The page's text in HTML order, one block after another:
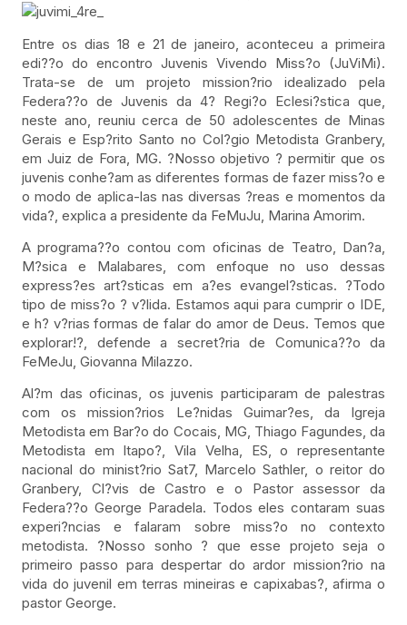
Entre os dias 18 e 21 de janeiro, aconteceu a primeira
edi??o do encontro Juvenis Vivendo Miss?o (JuViMi).
Trata-se de um projeto mission?rio idealizado pela
Federa??o de Juvenis da 4? Regi?o Eclesi?stica que,
neste ano, reuniu cerca de 50 adolescentes de Minas
Gerais e Esp?rito Santo no Col?gio Metodista Granbery,
em Juiz de Fora, MG. ?Nosso objetivo ? permitir que os
juvenis conhe?am as diferentes formas de fazer miss?o e
o modo de aplica-las nas diversas ?reas e momentos da
vida?, explica a presidente da FeMuJu, Marina Amorim.
A programa??o contou com oficinas de Teatro, Dan?a,
M?sica e Malabares, com enfoque no uso dessas
express?es art?sticas em a?es evangel?sticas. ?Todo
tipo de miss?o ? v?lida. Estamos aqui para cumprir o IDE,
e h? v?rias formas de falar do amor de Deus. Temos que
explorar!?, defende a secret?ria de Comunica??o da
FeMeJu, Giovanna Milazzo.
Al?m das oficinas, os juvenis participaram de palestras
com os mission?rios Le?nidas Guimar?es, da Igreja
Metodista em Bar?o do Cocais, MG, Thiago Fagundes, da
Metodista em Itapo?, Vila Velha, ES, o representante
nacional do minist?rio Sat7, Marcelo Sathler, o reitor do
Granbery, Cl?vis de Castro e o Pastor assessor da
Federa??o George Paradela. Todos eles contaram suas
experi?ncias e falaram sobre miss?o no contexto
metodista. ?Nosso sonho ? que esse projeto seja o
primeiro passo para despertar do ardor mission?rio na
vida do juvenil em terras mineiras e capixabas?, afirma o
pastor George.